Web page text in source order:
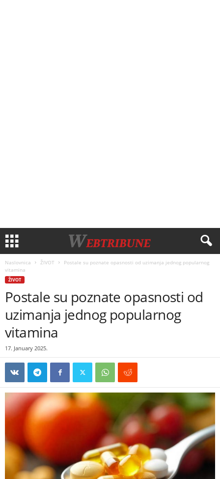
Naslovnica ŽIVOT
Postale su poznate opasnosti od uzimanja jednog popularnog
vitamina
ŽIVOT
Postale su poznate opasnosti od
uzimanja jednog popularnog
vitamina
17. January 2025.